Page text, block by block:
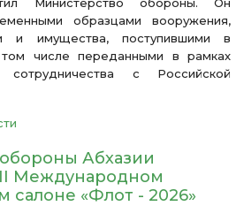
образцами вооружения,
и имущества, поступившими в
числе переданными в рамках
сотрудничества с Российской
Абхазии
Международном
салоне «Флот - 2026»